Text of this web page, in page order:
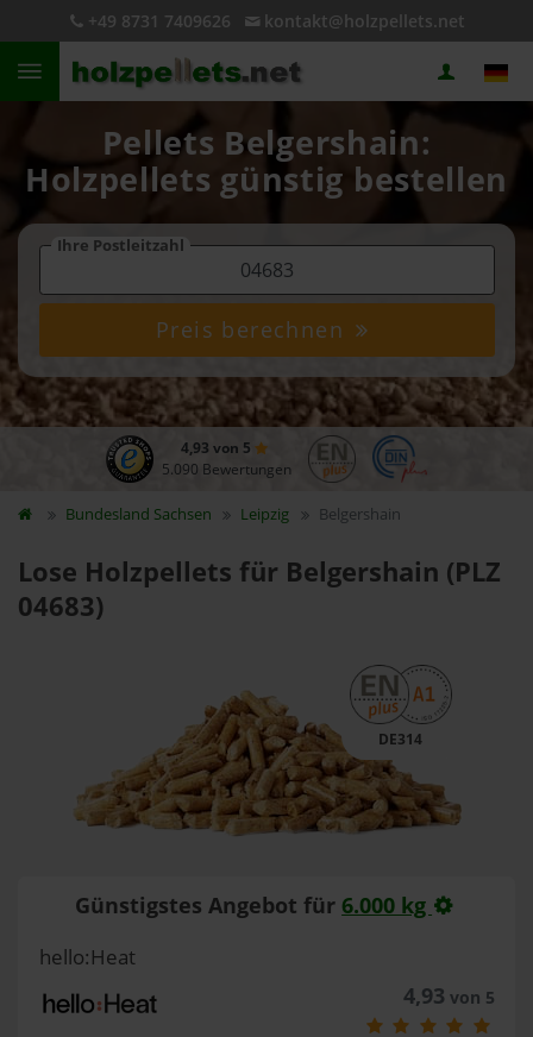
+49 8731 7409626 kontakt@holzpellets.net
Pellets Belgershain:
Holzpellets günstig bestellen
Ihre Postleitzahl
Preis berechnen
4,93 von 5
5.090 Bewertungen
Bundesland Sachsen Leipzig Belgershain
Lose Holzpellets für Belgershain (PLZ
04683)
DE314
Günstigstes Angebot für 6.000 kg
hello:Heat
4,93 von 5